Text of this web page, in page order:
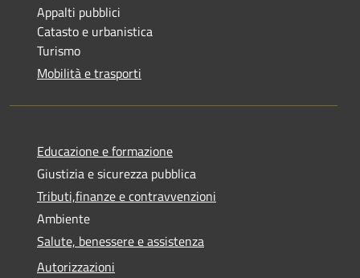
Appalti pubblici
Catasto e urbanistica
Turismo
Mobilità e trasporti
Educazione e formazione
Giustizia e sicurezza pubblica
Tributi,finanze e contravvenzioni
Ambiente
Salute, benessere e assistenza
Autorizzazioni